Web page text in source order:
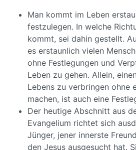
Man kommt im Leben
festzulegen. In welche
kommt, sei dahin gestellt.
es erstaunlich vielen
ohne Festlegungen und
Leben zu gehen. Allein,
Lebens zu verbringen ohne
machen, ist auch eine
Der heutige Abschnitt aus
Evangelium richtet sich
Jünger, jener innerste
den Jesus ausgesucht hat.